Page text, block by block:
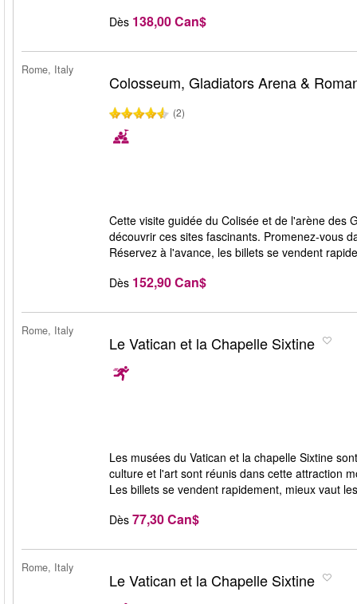
Dès 138,00 Can$
Rome, Italy
Colosseum, Gladiators Arena &
(2)
Cette visite guidée du Colisée et de l'arène des
découvrir ces sites fascinants. Promenez-vous
Réservez à l'avance, les billets se vendent
Dès 152,90 Can$
Rome, Italy
Le Vatican et la Chapelle Sixtine
Les musées du Vatican et la chapelle Sixtine
culture et l'art sont réunis dans cette attraction
Les billets se vendent rapidement, mieux vaut
Dès 77,30 Can$
Rome, Italy
Le Vatican et la Chapelle Sixtine